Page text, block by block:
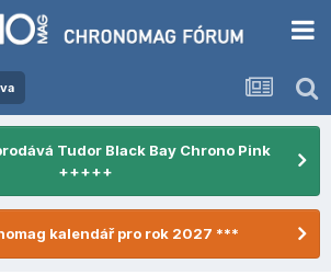
Tudor Black Bay Chrono Pink
+++++
kalendář pro rok 2027 ***